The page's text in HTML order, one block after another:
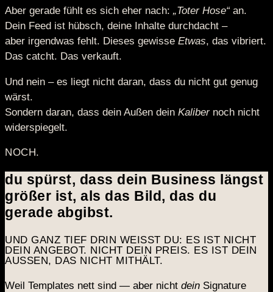
Aber gerade fühlt es sich eher nach: „Toter Hose“ an.
Dein Feed ist hübsch, deine Inhalte durchdacht –
aber irgendwas fehlt. Dieses gewisse Etwas, das vibriert.
Das catcht. Das verkauft.
Und nein – es liegt nicht daran, dass du nicht gut genug
wärst.
Sondern daran, dass dein Außen dein Kalibernoch nicht
widerspiegelt.
NOCH.
du spürst, dass dein Business längst
größer ist, als das Bild, das du
gerade abgibst.
UND GANZ TIEF DRIN WEISST DU: ES IST NICHT D
EIN ANGEBOT. NICHT DEIN PREIS. ES IST DEIN A
USSEN, DAS NICHT MITHÄLT.
Weil Templates nett sind — aber nicht dein Signature